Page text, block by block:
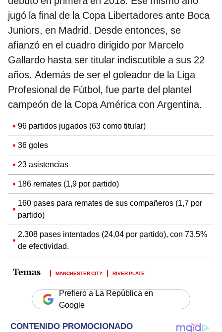
jugó la final de la Copa Libertadores ante Boca
Juniors, en Madrid. Desde entonces, se
afianzó en el cuadro dirigido por Marcelo
Gallardo hasta ser titular indiscutible a sus 22
años. Además de ser el goleador de la Liga
Profesional de Fútbol, fue parte del plantel
campeón de la Copa América con Argentina.
96 partidos jugados (63 como titular)
36 goles
23 asistencias
186 remates (1,9 por partido)
160 pases para remates de sus compañeros (1,7 por
partido)
2.308 pases intentados (24,04 por partido), con 73,5%
de efectividad.
MANCHESTER CITY RIVER PLATE
Prefiero a La República en
Google